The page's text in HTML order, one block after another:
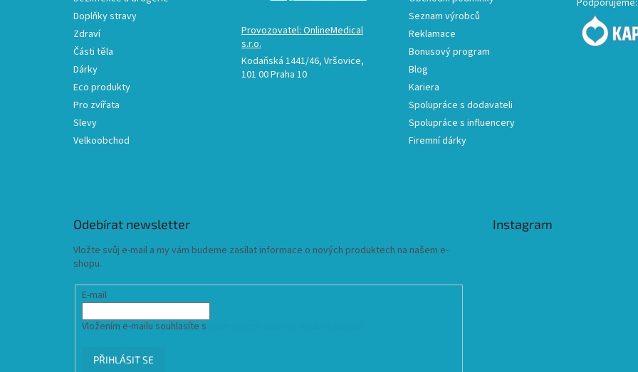
Doplňky stravy
Zdraví
Části těla
Dárky
Eco produkty
Pro zvířata
Slevy
Velkoobchod
Provozovatel: OnlineMedical
s.r.o.
Kodaňská 1441/46, Vršovice,
101 00 Praha 10
Seznam výrobců
Reklamace
Bonusový program
Blog
Kariera
Spolupráce s dodavateli
Spolupráce s influencery
Firemní dárky
Odebírat newsletter
Vložte svůj e-mail a my vám budeme zasílat informace o nových produktech na našem e-
shopu.
E-mail
Vložením e-mailu souhlasíte s
PŘIHLÁSIT SE
Instagram